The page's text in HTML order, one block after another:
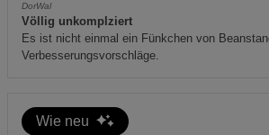
Wartung: Verwenden Sie ausschließlich
Reinigungsmittel und keine scheuernden
DorWal
Völlig unkomplziert
Es ist nicht einmal ein Fünkchen von
Verbesserungsvorschläge.
Wie neu